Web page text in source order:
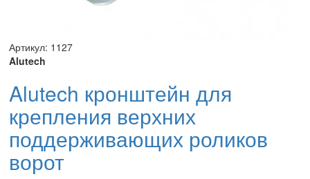
Артикул: 1127
Alutech
Alutech кронштейн для
крепления верхних
поддерживающих роликов
ворот